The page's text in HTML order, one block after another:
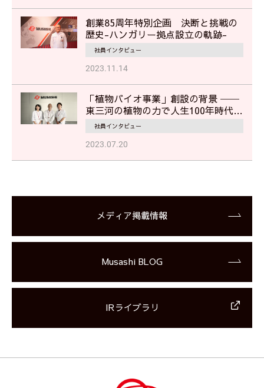
創業85周年特別企画 決断と挑戦の
歴史-ハンガリー拠点設立の軌跡-
社員インタビュー
2023.11.14
「植物バイオ事業」創設の背景 ──
東三河の植物の力で人生100年時代を
美しく、健やかに
社員インタビュー
2023.07.20
メディア掲載情報
Musashi BLOG
IRライブラリ